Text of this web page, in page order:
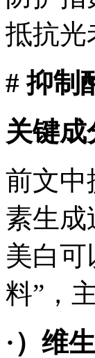
抵抗光
# 抑制
关键
前文中
素生成
美白可
料”，
·）维